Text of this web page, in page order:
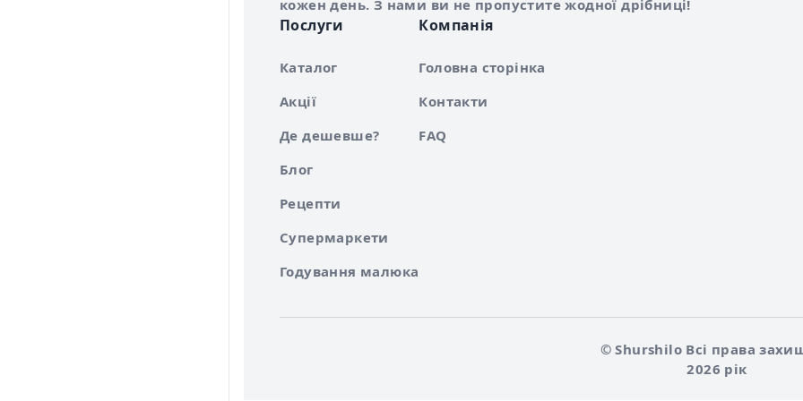
кожен день. З нами ви не пропустите жодної дрібниці!
Послуги
Каталог
Акції
Де дешевше?
Блог
Рецепти
Супермаркети
Годування малюка
Компанія
Головна сторінка
Контакти
FAQ
© Shurshilo Всі права
2026 рік